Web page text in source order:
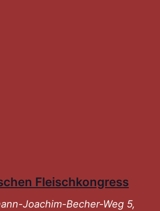
Fleischkongress
Joachim-Becher-Weg 5,